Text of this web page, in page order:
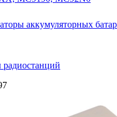
аккумуляторных